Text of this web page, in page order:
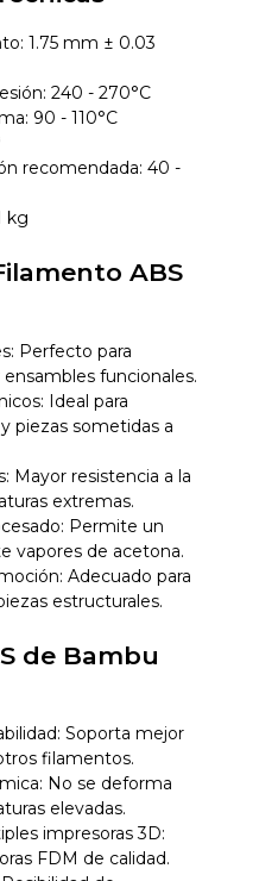
1.75 mm ± 0.03
240 - 270°C
90 - 110°C
recomendada: 40 -
kg
ABS
Perfecto para
funcionales.
Ideal para
piezas sometidas a
Mayor resistencia a la
extremas.
Permite un
vapores de acetona.
Adecuado para
estructurales.
de Bambu
Soporta mejor
filamentos.
No se deforma
elevadas.
impresoras 3D:
FDM de calidad.